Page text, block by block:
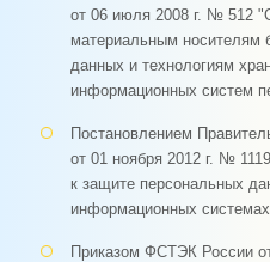
от 06 июля 2008 г. № 512
материальным носителям
данных и технологиям
информационных систем
Постановлением
от 01 ноября 2012 г. №
к защите персональных
информационных
Приказом ФСТЭК России